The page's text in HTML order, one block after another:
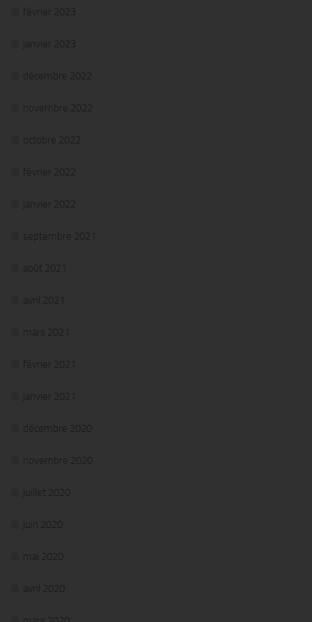
février 2023
janvier 2023
décembre 2022
novembre 2022
octobre 2022
février 2022
janvier 2022
septembre 2021
août 2021
avril 2021
mars 2021
février 2021
janvier 2021
décembre 2020
novembre 2020
juillet 2020
juin 2020
mai 2020
avril 2020